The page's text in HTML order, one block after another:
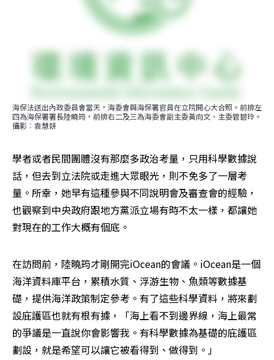
海保法送出內政委員會當天，海委會與海保署官員在立院開心大合照。前排左
四為海保署署長陸曉筠，前排右二及三為海委會副主委黃向文、主委管碧玲。
攝影︰袁慧妍
學者或者民間團體沒有那麼多政治考量，只用科學數據說
話，但去到立法院或走進大眾眼光，則不免多了一層考
量。所幸，她早有這種參與不同說明會及審查會的經驗，
也觀察到中央政府跟地方黨派立場有時不太一樣，都讓她
對現在的工作大概有個底。
在訪問前，陸曉筠才剛開完iOcean的會議。iOcean是一個
海洋資料庫平台，累積水質、浮游生物、魚類等數據基
礎，提供海洋政策制定參考。有了這些科學資料，將來劃
設庇護區也就有根有據，「海上看不到邊界線，海上最常
的爭議是一直說你會影響我。有科學數據為基礎的庇護區
劃設，就是希望可以讓它被看得到、做得到。」